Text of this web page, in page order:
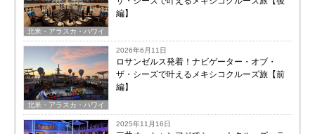
北米・アラスカ・ハワイ
編】
北米・アラスカ・ハワイ
2026年6月11日
ロサンゼルス発着！ナビゲーター・オブ・
ザ・シーズで叶えるメキシコクルーズ旅【前
編】
2025年11月16日